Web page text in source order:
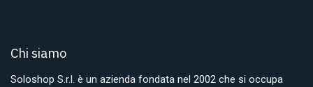
Chi siamo
Soloshop S.r.l. è un azienda fondata nel 2002 che si occupa